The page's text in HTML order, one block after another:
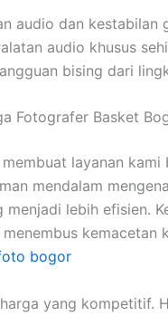
audio dan kestabilan
audio khusus
bising dari
Fotografer Basket
layanan kami
mendalam
lebih efisien.
kemacetan
bogor
yang kompetitif.